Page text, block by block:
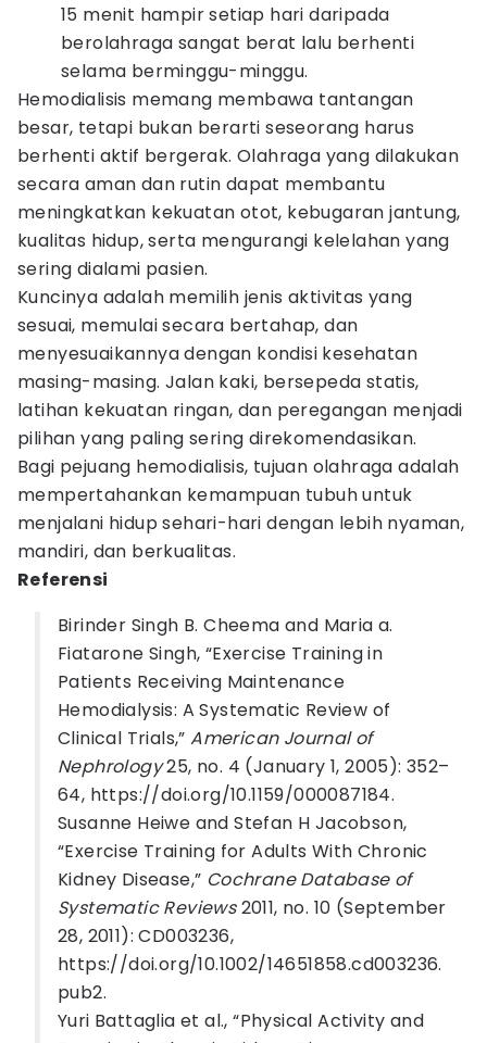
15 menit hampir setiap hari daripada
berolahraga sangat berat lalu berhenti
selama berminggu-minggu.
Hemodialisis memang membawa tantangan
besar, tetapi bukan berarti seseorang harus
berhenti aktif bergerak. Olahraga yang dilakukan
secara aman dan rutin dapat membantu
meningkatkan kekuatan otot, kebugaran jantung,
kualitas hidup, serta mengurangi kelelahan yang
sering dialami pasien.
Kuncinya adalah memilih jenis aktivitas yang
sesuai, memulai secara bertahap, dan
menyesuaikannya dengan kondisi kesehatan
masing-masing. Jalan kaki, bersepeda statis,
latihan kekuatan ringan, dan peregangan menjadi
pilihan yang paling sering direkomendasikan.
Bagi pejuang hemodialisis, tujuan olahraga adalah
mempertahankan kemampuan tubuh untuk
menjalani hidup sehari-hari dengan lebih nyaman,
mandiri, dan berkualitas.
Referensi
Birinder Singh B. Cheema and Maria a.
Fiatarone Singh, “Exercise Training in
Patients Receiving Maintenance
Hemodialysis: A Systematic Review of
Clinical Trials,”American Journal of
Nephrology25, no. 4 (January 1, 2005): 352–
64, https://doi.org/10.1159/000087184.
Susanne Heiwe and Stefan H Jacobson,
“Exercise Training for Adults With Chronic
Kidney Disease,” Cochrane Database of
Systematic Reviews2011, no. 10 (September
28, 2011): CD003236,
https://doi.org/10.1002/14651858.cd003236.
pub2.
Yuri Battaglia et al., “Physical Activity and